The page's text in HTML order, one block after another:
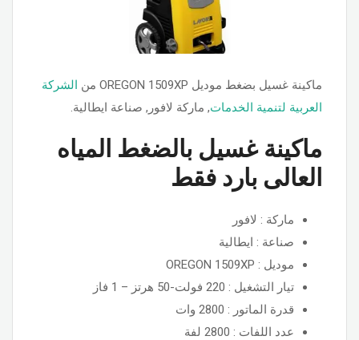
ماكينة غسيل بضغط موديل OREGON 1509XP من
الشركة
العربية لتنمية الخدمات, ماركة لافور, صناعة ايطالية.
ماكينة غسيل بالضغط المياه
العالى بارد فقط
ماركة : لافور
صناعة : ايطالية
موديل : OREGON 1509XP
تيار التشغيل : 220 فولت-50 هرتز – 1 فاز
قدرة الماتور : 2800 وات
عدد اللفات : 2800 لفة